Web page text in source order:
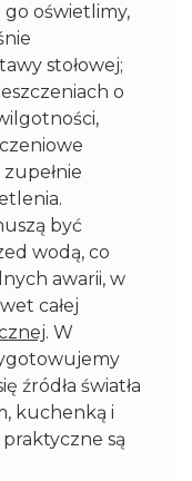
oświetlimy,
stołowej;
o
być
wodą, co
awarii, w
całej
. W
źródła światła
kuchenką i
są